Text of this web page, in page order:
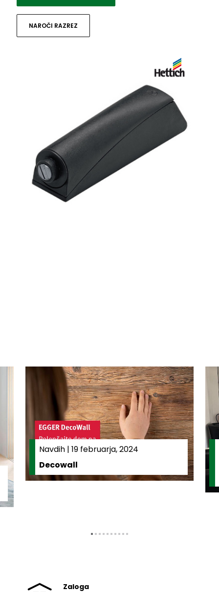
NAROČI RAZREZ
Navdih | 19 februarja, 2024
Decowall
Zaloga